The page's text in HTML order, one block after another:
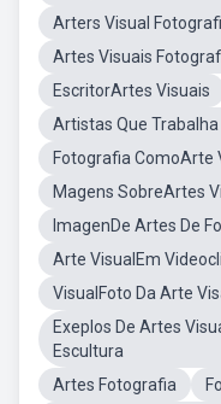
Arters Visual
Artes Visuais
EscritorArtes Visuais
Artistas Que
Fotografia ComoArte
Magens SobreArtes
ImagenDe Artes De
Arte VisualEm
VisualFoto Da Arte
Exeplos De Artes
Escultura
Artes Fotografia